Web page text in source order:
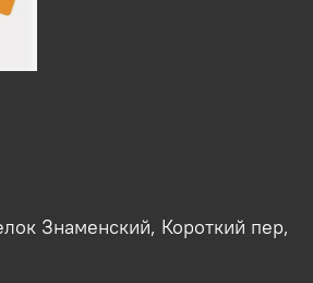
Знаменский, Короткий пер,